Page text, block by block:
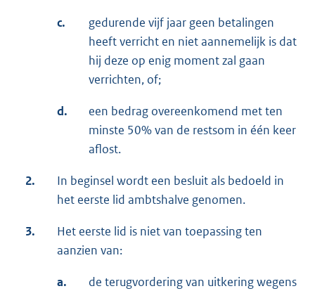
c.
gedurende vijf jaar geen betalingen
heeft verricht en niet aannemelijk is dat
hij deze op enig moment zal gaan
verrichten, of;
d.
een bedrag overeenkomend met ten
minste 50% van de restsom in één keer
aflost.
2.
In beginsel wordt een besluit als bedoeld in
het eerste lid ambtshalve genomen.
3.
Het eerste lid is niet van toepassing ten
aanzien van:
a.
de terugvordering van uitkering wegens